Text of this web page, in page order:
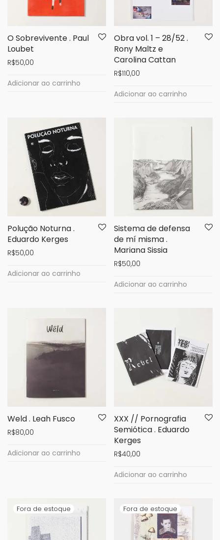
O Sobrevivente . Paul
Loubet
R$50,00
Adicionar ao carrinho
Obra vol. 1 – 28/52 .
Rony Maltz e
Carolina Cattan
R$110,00
Adicionar ao carrinho
Polução Noturna .
Eduardo Kerges
R$50,00
Adicionar ao carrinho
Sistema de defensa
de mí misma .
Mariana Sissia
R$50,00
Adicionar ao carrinho
Weld . Leah Fusco
R$80,00
Adicionar ao carrinho
XXX // Pornografia
Semiótica . Eduardo
Kerges
R$40,00
Adicionar ao carrinho